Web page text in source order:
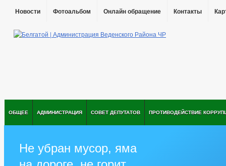
Новости Фотоальбом Онлайн обращение Контакты
ОБЩЕЕ АДМИНИСТРАЦИЯ СОВЕТ ДЕПУТАТОВ ПРОТИВОДЕЙСТВИЕ
Не убран мусор, яма